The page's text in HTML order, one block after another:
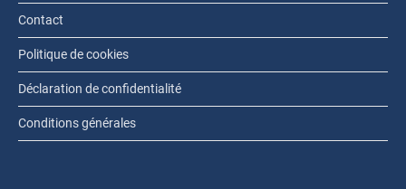
Contact
Politique de cookies
Déclaration de confidentialité
Conditions générales